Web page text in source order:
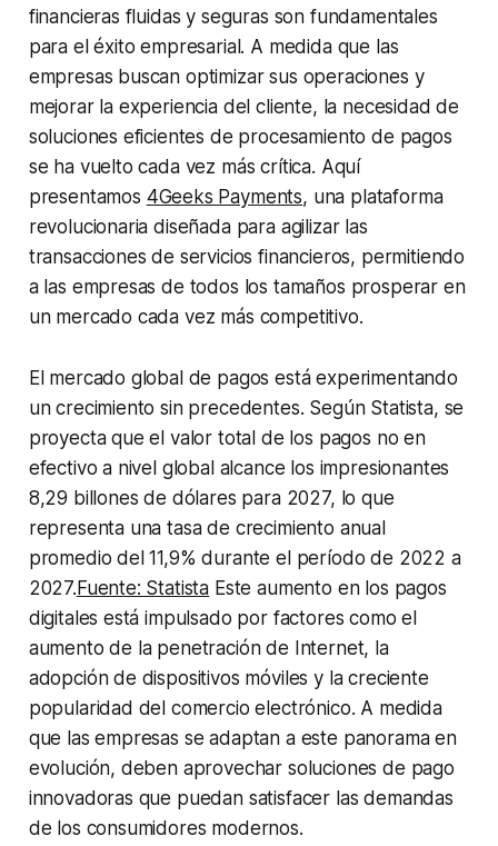
financieras fluidas y seguras son fundamentales
para el éxito empresarial. A medida que las
empresas buscan optimizar sus operaciones y
mejorar la experiencia del cliente, la necesidad de
soluciones eficientes de procesamiento de pagos
se ha vuelto cada vez más crítica. Aquí
presentamos 4Geeks Payments, una plataforma
revolucionaria diseñada para agilizar las
transacciones de servicios financieros, permitiendo
a las empresas de todos los tamaños prosperar en
un mercado cada vez más competitivo.
El mercado global de pagos está experimentando
un crecimiento sin precedentes. Según Statista, se
proyecta que el valor total de los pagos no en
efectivo a nivel global alcance los impresionantes
8,29 billones de dólares para 2027, lo que
representa una tasa de crecimiento anual
promedio del 11,9% durante el período de 2022 a
2027. Fuente: Statista Este aumento en los pagos
digitales está impulsado por factores como el
aumento de la penetración de Internet, la
adopción de dispositivos móviles y la creciente
popularidad del comercio electrónico. A medida
que las empresas se adaptan a este panorama en
evolución, deben aprovechar soluciones de pago
innovadoras que puedan satisfacer las demandas
de los consumidores modernos.